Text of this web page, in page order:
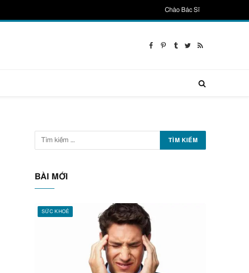
Chào Bác Sĩ
Facebook
Pinterest
TumblrTwitterRSS
BÀI MỚI
SỨC KHOẺ